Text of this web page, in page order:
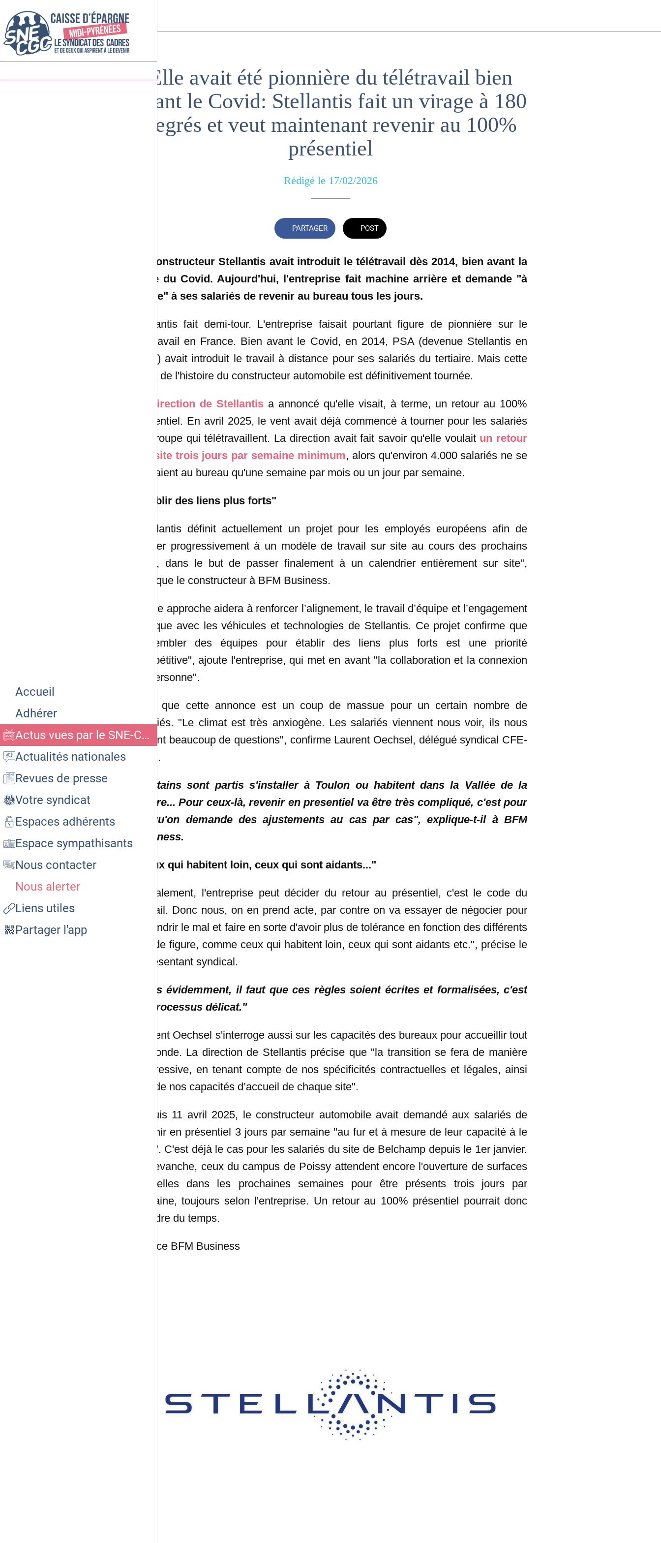
Accueil
Adhérer
Actus vues par le SNE-CGC CEMP
Actualités nationales
Revues de presse
Votre syndicat
Espaces adhérents
Espace sympathisants
Nous contacter
Nous alerter
Liens utiles
Partager l'app
Elle avait été pionnière du télétravail bien
avant le Covid: Stellantis fait un virage à 180
degrés et veut maintenant revenir au 100%
présentiel
Rédigé le 17/02/2026
PARTAGER POST
Le constructeur Stellantis avait introduit le télétravail dès 2014, bien avant la
crise du Covid. Aujourd'hui, l'entreprise fait machine arrière et demande "à
terme" à ses salariés de revenir au bureau tous les jours.
Stellantis fait demi-tour. L'entreprise faisait pourtant figure de pionnière sur le
télétravail en France. Bien avant le Covid, en 2014, PSA (devenue Stellantis en
2021) avait introduit le travail à distance pour ses salariés du tertiaire. Mais cette
page de l'histoire du constructeur automobile est définitivement tournée.
La direction de Stellantis a annoncé qu'elle visait, à terme, un retour au 100%
présentiel. En avril 2025, le vent avait déjà commencé à tourner pour les salariés
du groupe qui télétravaillent. La direction avait fait savoir qu'elle voulait un retour
sur site trois jours par semaine minimum, alors qu'environ 4.000 salariés ne se
rendaient au bureau qu'une semaine par mois ou un jour par semaine.
"Établir des liens plus forts"
"Stellantis définit actuellement un projet pour les employés européens afin de
passer progressivement à un modèle de travail sur site au cours des prochains
mois, dans le but de passer finalement à un calendrier entièrement sur site",
explique le constructeur à BFM Business.
"Cette approche aidera à renforcer l’alignement, le travail d’équipe et l’engagement
pratique avec les véhicules et technologies de Stellantis. Ce projet confirme que
rassembler des équipes pour établir des liens plus forts est une priorité
compétitive", ajoute l'entreprise, qui met en avant "la collaboration et la connexion
en personne".
Sauf que cette annonce est un coup de massue pour un certain nombre de
salariés. "Le climat est très anxiogène. Les salariés viennent nous voir, ils nous
posent beaucoup de questions", confirme Laurent Oechsel, délégué syndical CFE-
CGC.
"Certains sont partis s'installer à Toulon ou habitent dans la Vallée de la
Bièvre... Pour ceux-là, revenir en presentiel va être très compliqué, c'est pour
ça qu'on demande des ajustements au cas par cas", explique-t-il à BFM
Business.
"Ceux qui habitent loin, ceux qui sont aidants..."
"Légalement, l'entreprise peut décider du retour au présentiel, c'est le code du
Travail. Donc nous, on en prend acte, par contre on va essayer de négocier pour
amoindrir le mal et faire en sorte d'avoir plus de tolérance en fonction des différents
cas de figure, comme ceux qui habitent loin, ceux qui sont aidants etc.", précise le
représentant syndical.
"Mais évidemment, il faut que ces règles soient écrites et formalisées, c'est
un processus délicat."
Laurent Oechsel s'interroge aussi sur les capacités des bureaux pour accueillir tout
le monde. La direction de Stellantis précise que "la transition se fera de manière
progressive, en tenant compte de nos spécificités contractuelles et légales, ainsi
que de nos capacités d’accueil de chaque site".
Depuis 11 avril 2025, le constructeur automobile avait demandé aux salariés de
revenir en présentiel 3 jours par semaine "au fur et à mesure de leur capacité à le
faire". C'est déjà le cas pour les salariés du site de Belchamp depuis le 1er janvier.
En revanche, ceux du campus de Poissy attendent encore l'ouverture de surfaces
nouvelles dans les prochaines semaines pour être présents trois jours par
semaine, toujours selon l'entreprise. Un retour au 100% présentiel pourrait donc
prendre du temps.
Source BFM Business